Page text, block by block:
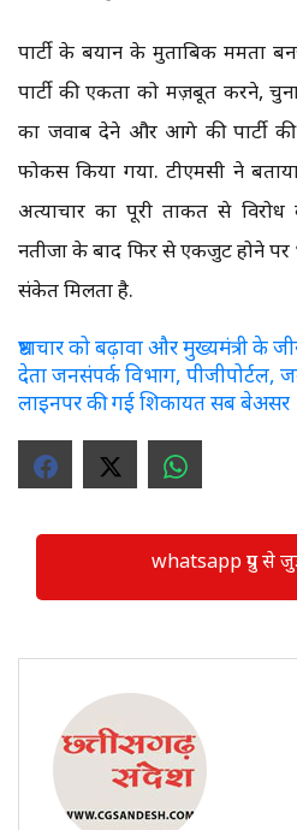
पार्टी के बयान के मुताबिक ममता
पार्टी की एकता को मज़बूत करने,
का जवाब देने और आगे की पार्टी की
फोकस किया गया. टीएमसी ने
अत्याचार का पूरी ताकत से
नतीजों के बाद फिर से एकजुट होने पर
संकेत मिलता है.
भ्रष्टाचार को बढ़ावा और मुख्यमंत्री के
देता जनसंपर्क विभाग,
लाइनपर की गई शिकायत सब बेअसर
whatsapp ग्रुप से